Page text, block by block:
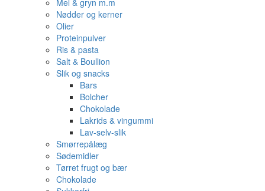
Mel & gryn m.m
Nødder og kerner
Olier
Proteinpulver
Ris & pasta
Salt & Boullion
Slik og snacks
Bars
Bolcher
Chokolade
Lakrids & vingummi
Lav-selv-slik
Smørrepålæg
Sødemidler
Tørret frugt og bær
Chokolade